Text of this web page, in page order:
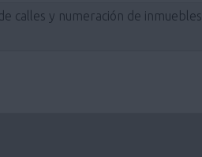
calles y numeración de inmuebles